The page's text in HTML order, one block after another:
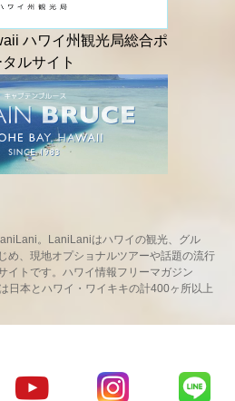
。LaniLaniはハワイの観光、グル
め、現地オプショナルツアーや話題の流行
イトです。ハワイ情報フリーマガジン
日本とハワイ・ワイキキの計400ヶ所以上